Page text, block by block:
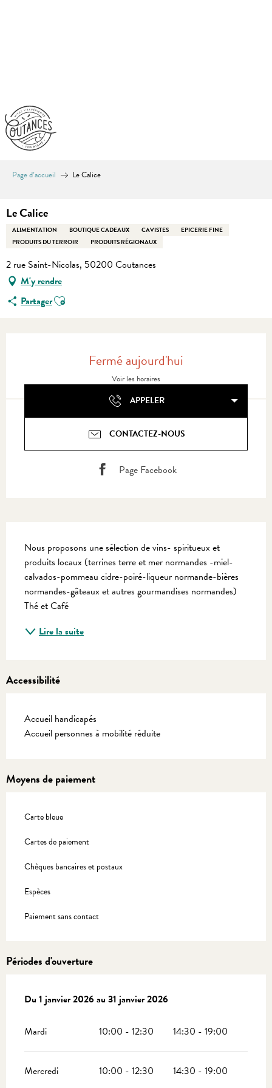
Page d’accueil Le Calice
Le Calice
ALIMENTATION BOUTIQUE CADEAUX CAVISTES
EPICERIE FINE
PRODUITS DU TERROIR
PRODUITS RÉGIONAUX
2 rue Saint-Nicolas, 50200 Coutances
M'y rendre
PartagerAjouter aux favoris
Fermé aujourd'hui
Voir les horaires
APPELER
CONTACTEZ-NOUS
Page Facebook
Nous proposons une sélection de vins- spiritueux et
produits locaux (terrines terre et mer normandes -miel-
calvados-pommeau cidre-poiré-liqueur normande-bières
normandes-gâteaux et autres gourmandises normandes)
Thé et Café
Lire la suite
Accessibilité
Accueil handicapés
Accueil personnes à mobilité réduite
Moyens de paiement
Carte bleue
Cartes de paiement
Chèques bancaires et postaux
Espèces
Paiement sans contact
Périodes d'ouverture
Du1 janvier 2026 au31 janvier 2026
Du1 janvier 2026 au31 janvier 2026
Mardi 10:00 - 12:30 14:30 - 19:00
Mercredi 10:00 - 12:30 14:30 - 19:00